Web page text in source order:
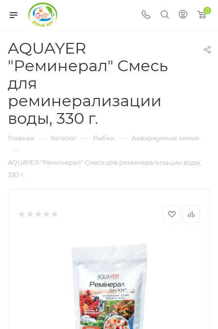
0
AQUAYER
"Реминерал" Смесь
для
реминерализации
воды, 330 г.
Главная — Каталог — Рыбки — Аквариумная химия
—
AQUAYER "Реминерал" Смесь для реминерализации воды,
330 г.